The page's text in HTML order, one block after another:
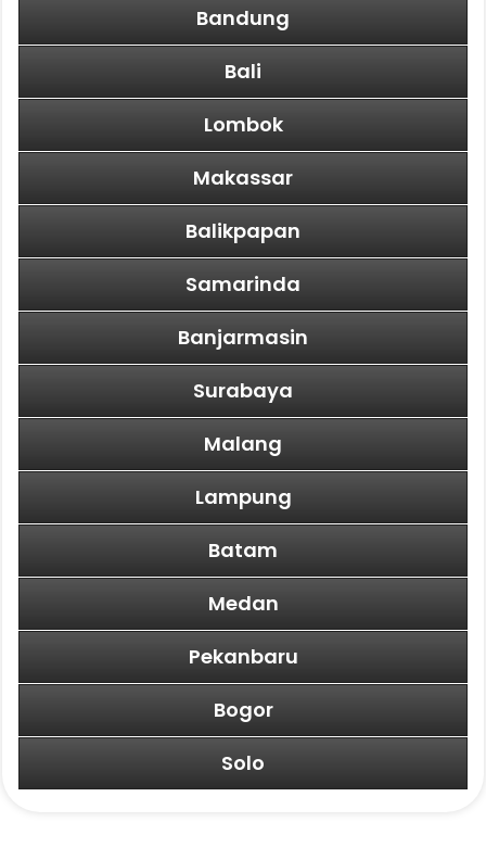
Bandung
Bali
Lombok
Makassar
Balikpapan
Samarinda
Banjarmasin
Surabaya
Malang
Lampung
Batam
Medan
Pekanbaru
Bogor
Solo